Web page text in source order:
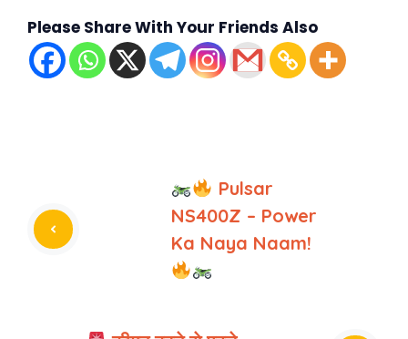
Please Share With Your Friends Also
Pulsar
NS400Z – Power
Ka Naya Naam!